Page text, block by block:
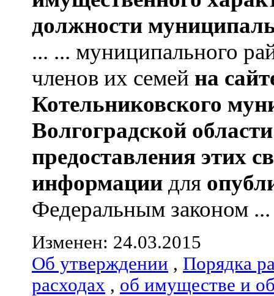
должности
... ... муниципального
членов их семей на
Котельниковского
Волгоградской области
предоставления этих
информации для
Федеральным законом ...
Изменен: 24.03.2015
Об утверждении , Порядка
расходах , об имуществе и